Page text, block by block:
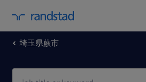
埼玉県蕨市